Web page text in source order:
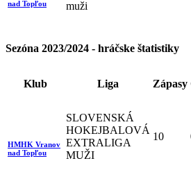
nad Topľou
muži
Sezóna 2023/2024 - hráčske štatistiky
Klub Liga Zápasy
HMHK Vranov
nad Topľou
SLOVENSKÁ
HOKEJBALOVÁ
EXTRALIGA
MUŽI
10